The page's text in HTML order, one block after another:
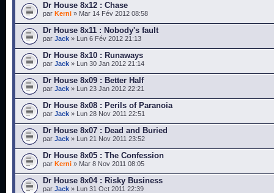
Dr House 8x12 : Chase
par Kerni » Mar 14 Fév 2012 08:58
Dr House 8x11 : Nobody's fault
par Jack » Lun 6 Fév 2012 21:13
Dr House 8x10 : Runaways
par Jack » Lun 30 Jan 2012 21:14
Dr House 8x09 : Better Half
par Jack » Lun 23 Jan 2012 22:21
Dr House 8x08 : Perils of Paranoia
par Jack » Lun 28 Nov 2011 22:51
Dr House 8x07 : Dead and Buried
par Jack » Lun 21 Nov 2011 23:52
Dr House 8x05 : The Confession
par Kerni » Mar 8 Nov 2011 08:05
Dr House 8x04 : Risky Business
par Jack » Lun 31 Oct 2011 22:39